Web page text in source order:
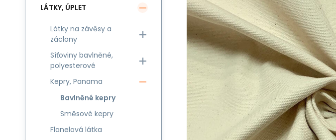
LÁTKY, ÚPLET
Látky na závěsy a
záclony
Síťoviny bavlněné,
polyesterové
Kepry, Panama
Bavlněné kepry
Směsové kepry
Flanelová látka